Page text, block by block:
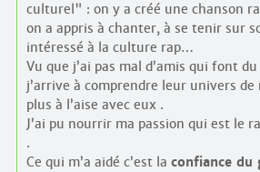
culturel" : on y a créé une chanson
on a appris à chanter, à se tenir sur
intéressé à la culture rap…
Vu que j’ai pas mal d’amis qui font
j’arrive à comprendre leur univers
plus à l’aise avec eux .
J’ai pu nourrir ma passion qui est le
.
Ce qui m’a aidé c’est la confiance du